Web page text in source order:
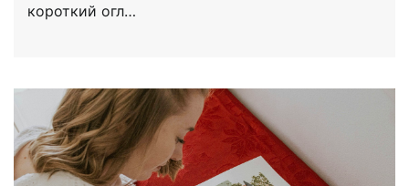
короткий огл…